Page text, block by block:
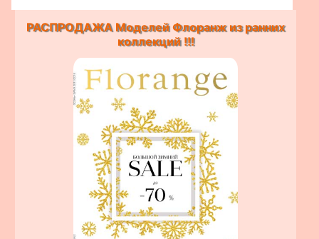
РАСПРОДАЖА Моделей Флоранж из ранних
коллекций !!!